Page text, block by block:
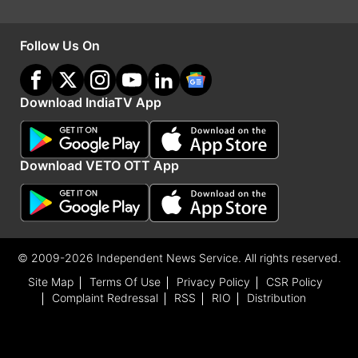
22 जनवरी को राम मंदिर प्रतिष्ठा समारोह की तैयारियां पूरी
कर ली गई हैं। बड़ी संख्या में सोमवार को यहां देश-विदेश से
अतिथि पहुंच रहे हैं।
Advertisement
Follow Us On
Download IndiaTV App
Download VETO OTT App
© 2009-2026 Independent News Service. All rights reserved.
Site Map
Terms Of Use Privacy Policy
CSR Policy
Complaint Redressal
RSS RIO Distribution